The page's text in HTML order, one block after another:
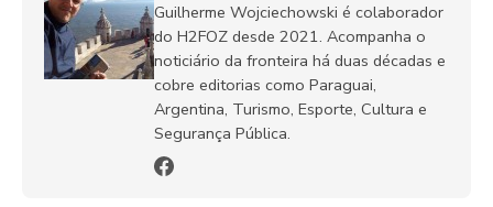
Guilherme Wojciechowski é colaborador
do H2FOZ desde 2021. Acompanha o
noticiário da fronteira há duas décadas e
cobre editorias como Paraguai,
Argentina, Turismo, Esporte, Cultura e
Segurança Pública.